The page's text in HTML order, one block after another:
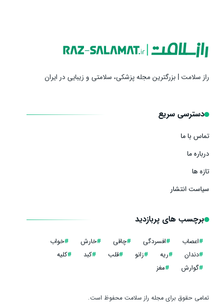
راز سلامت | بزرگترین مجله پزشکی، سلامتی و زیبایی در ایران
دسترسی سریع
تماس با ما
درباره ما
تازه ها
سیاست انتشار
برچسب های پربازدید
#اعصاب #افسردگی #چاقی #خارش #خواب
#دندان #ریه #زانو #قلب #کبد #کلیه
#گوارش #مغز
تمامی حقوق برای مجله راز سلامت محفوظ است.